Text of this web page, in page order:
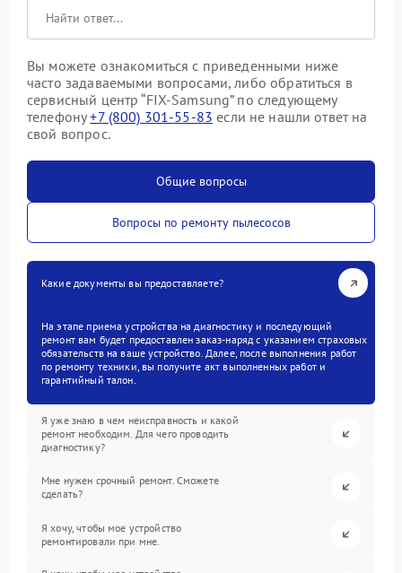
Вы можете ознакомиться с приведенными ниже
часто задаваемыми вопросами, либо обратиться в
сервисный центр “FIX-Samsung” по следующему
телефону+7 (800) 301-55-83 если не нашли ответ на
свой вопрос.
Общие вопросы
Вопросы по ремонту пылесосов
Какие документы вы предоставляете?
На этапе приема устройства на диагностику и последующий
ремонт вам будет предоставлен заказ-наряд с указанием страховых
обязательств на ваше устройство. Далее, после выполнения работ
по ремонту техники, вы получите акт выполненных работ и
гарантийный талон.
Я уже знаю в чем неисправность и какой
ремонт необходим. Для чего проводить
диагностику?
Мне нужен срочный ремонт. Сможете
сделать?
Я хочу, чтобы мое устройство
ремонтировали при мне.